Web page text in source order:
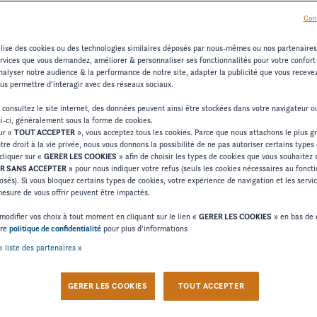
l’ensemble des Clients dans leurs projets
de plaisance à usage récréatif ou sportif («Bateaux
connectés…), notamment ceux de la marqueFOUR
personnelles des personnes (clients et
ou nos services, ainsi que celles des visiteurs
de vous expliquer comment nous traitons vos données
peuvent vous être communiquées au moment
si vous êtes représentant légal ou personne
des cookies ou des technologies similaires déposés par nous-mêmes ou nos
que vous demandez, améliorer & personnaliser ses fonctionnalités pour votre
notre audience & la performance de notre site, adapter la publicité que vous
permettre d’interagir avec des réseaux sociaux.
consultez le site internet, des données peuvent ainsi être stockées dans votre navigateur
ci, généralement sous la forme de cookies.
« TOUT ACCEPTER », vous acceptez tous les cookies. Parce que nous attachons le plus
droit à la vie privée, nous vous donnons la possibilité de ne pas autoriser certains types
sur « GERER LES COOKIES » afin de choisir les types de cookies que vous souhaitez
SANS ACCEPTER » pour nous indiquer votre refus (seuls les cookies nécessaires au
Si vous bloquez certains types de cookies, votre expérience de navigation et les
de vous offrir peuvent être impactés.
vos choix à tout moment en cliquant sur le lien « GERER LES COOKIES » en bas de
politique de confidentialité pour plus d’informations
liste des partenaires »
GERER LES COOKIES TOUT ACCEPTER